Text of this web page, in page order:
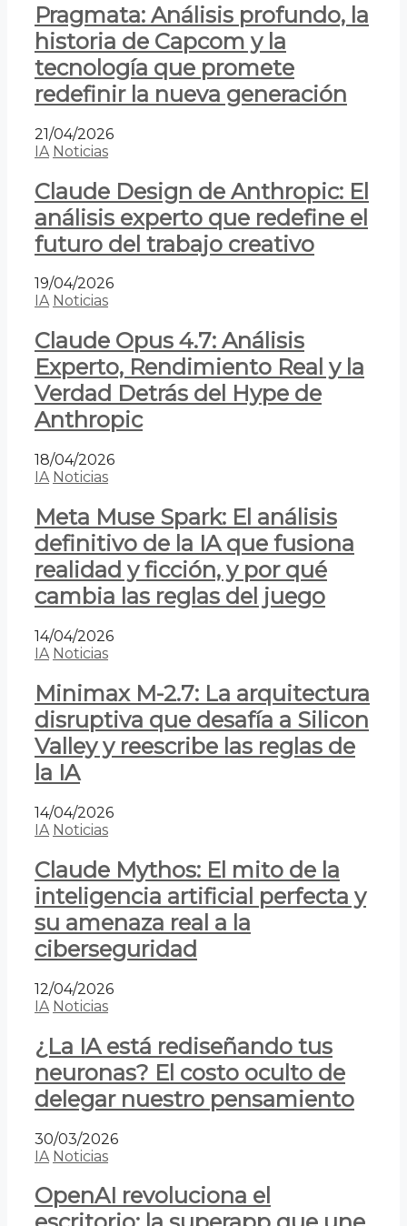
Pragmata: Análisis profundo, la
historia de Capcom y la
tecnología que promete
redefinir la nueva generación
21/04/2026
IA Noticias
Claude Design de Anthropic: El
análisis experto que redefine el
futuro del trabajo creativo
19/04/2026
IA Noticias
Claude Opus 4.7: Análisis
Experto, Rendimiento Real y la
Verdad Detrás del Hype de
Anthropic
18/04/2026
IA Noticias
Meta Muse Spark: El análisis
definitivo de la IA que fusiona
realidad y ficción, y por qué
cambia las reglas del juego
14/04/2026
IA Noticias
Minimax M-2.7: La arquitectura
disruptiva que desafía a Silicon
Valley y reescribe las reglas de
la IA
14/04/2026
IA Noticias
Claude Mythos: El mito de la
inteligencia artificial perfecta y
su amenaza real a la
ciberseguridad
12/04/2026
IA Noticias
¿La IA está rediseñando tus
neuronas? El costo oculto de
delegar nuestro pensamiento
30/03/2026
IA Noticias
OpenAI revoluciona el